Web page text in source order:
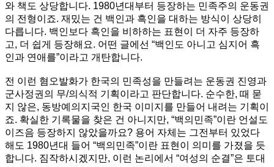
와 책도 상당합니다. 1980년대부터 등장하는 민족주의 운동권
의 전형이죠. 재밌는 건 백인과 흑인을 대하는 방식이 상당히
다릅니다. 백인보다 흑인을 비하하는 표현이 더 자주 등장하
고, 더 쉽게 등장해요. 어떤 글에선 “백인도 아니고 심지어 흑
인과 연애를”이라고 개탄합니다.
전 이런 혐오발화가 한국의 민족성을 만들려는 운동권 진영과
군사정권의 무/의식적 기획이라고 판단합니다. 순수한, 때 묻
지 않은, 동방예의지국인 한국 이미지를 만들어 내려는 기획이
죠. 확실한 기록물을 찾은 건 아니지만, “백의민족”이란 언설도
이즈음 등장하지 않았을까요? 용어 자체는 그전부터 있었다
해도 1980년대 들어 “백의민족”이란 표현이 의미를 가졌을 듯
합니다. 짐작하시겠지만, 이런 논리에서 “여성의 순결”은 토대